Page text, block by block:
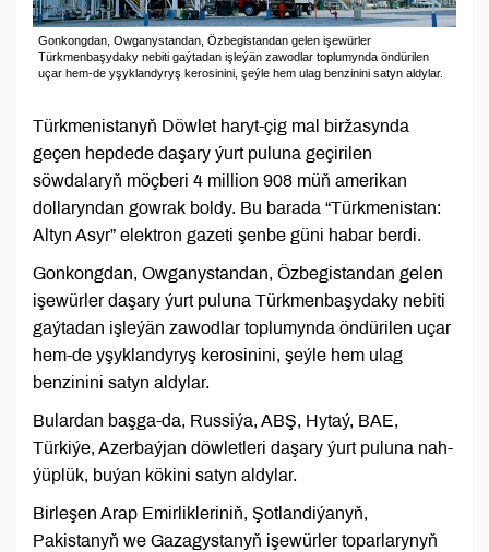
Gonkongdan, Owganystandan, Özbegistandan gelen işewürler
Türkmenbaşydaky nebiti gaýtadan işleýän zawodlar toplumynda öndürilen
uçar hem-de yşyklandyryş kerosinini, şeýle hem ulag benzinini satyn aldylar.
Türkmenistanyň Döwlet haryt-çig mal biržasynda
geçen hepdede daşary ýurt puluna geçirilen
söwdalaryň möçberi 4 million 908 müň amerikan
dollaryndan gowrak boldy. Bu barada “Türkmenistan:
Altyn Asyr” elektron gazeti şenbe güni habar berdi.
Gonkongdan, Owganystandan, Özbegistandan gelen
işewürler daşary ýurt puluna Türkmenbaşydaky nebiti
gaýtadan işleýän zawodlar toplumynda öndürilen uçar
hem-de yşyklandyryş kerosinini, şeýle hem ulag
benzinini satyn aldylar.
Bulardan başga-da, Russiýa, ABŞ, Hytaý, BAE,
Türkiýe, Azerbaýjan döwletleri daşary ýurt puluna nah-
ýüplük, buýan kökini satyn aldylar.
Birleşen Arap Emirlikleriniň, Şotlandiýanyň,
Pakistanyň we Gazagystanyň işewürler toparlarynyň